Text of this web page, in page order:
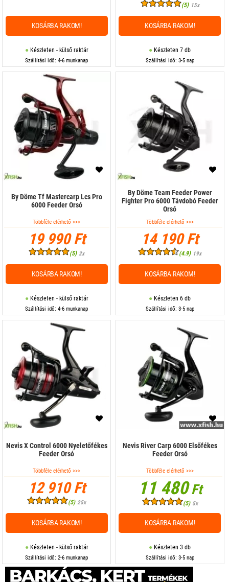
Készleten - külső raktár
Szállítási idő: 4-6 munkanap
KOSÁRBA RAKOM!
(5) 15x
Készleten 7 db
Szállítási idő: 3-5 nap
KOSÁRBA RAKOM!
By Döme Tf Mastercarp Lcs Pro
6000 Feeder Orsó
Többféle elérhető >>>
19 990 Ft
(5) 2x
Készleten - külső raktár
Szállítási idő: 4-6 munkanap
KOSÁRBA RAKOM!
By Döme Team Feeder Power
Fighter Pro 6000 Távdobó Feeder
Orsó
Többféle elérhető >>>
14 190 Ft
(4.9) 19x
Készleten 6 db
Szállítási idő: 3-5 nap
KOSÁRBA RAKOM!
Nevis X Control 6000 Nyeletőfékes
Feeder Orsó
Többféle elérhető >>>
12 910 Ft
(5) 25x
Készleten - külső raktár
Szállítási idő: 2-6 munkanap
KOSÁRBA RAKOM!
Nevis River Carp 6000 Elsőfékes
Feeder Orsó
Többféle elérhető >>>
11 480Ft
(5) 5x
Készleten 3 db
Szállítási idő: 3-5 nap
KOSÁRBA RAKOM!